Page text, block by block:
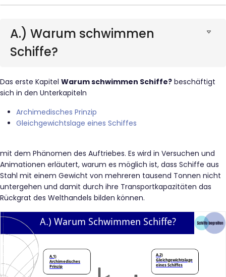
A.) Warum schwimmen
Schiffe?
Das erste Kapitel Warum schwimmen Schiffe? beschäftigt
sich in den Unterkapiteln
Archimedisches Prinzip
Gleichgewichtslage eines Schiffes
mit dem Phänomen des Auftriebes. Es wird in Versuchen und
Animationen erläutert, warum es möglich ist, dass Schiffe aus
Stahl mit einem Gewicht von mehreren tausend Tonnen nicht
untergehen und damit durch ihre Transportkapazitäten das
Rückgrat des Welthandels bilden können.